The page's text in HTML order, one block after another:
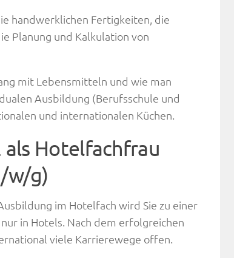
handwerklichen Fertigkeiten, die
Planung und Kalkulation von
mit Lebensmitteln und wie man
Ausbildung (Berufsschule und
und internationalen Küchen.
Hotelfachfrau
w/g)
im Hotelfach wird Sie zu einer
in Hotels. Nach dem erfolgreichen
viele Karrierewege offen.